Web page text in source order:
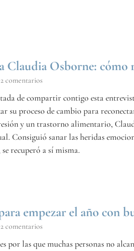
Claudia Osborne:
2 comentarios
de compartir contigo esta
su proceso de cambio para
y un trastorno alimentario,
Consiguió sanar las heridas
recuperó a sí misma.
empezar el año con
2 comentarios
por las que muchas personas no